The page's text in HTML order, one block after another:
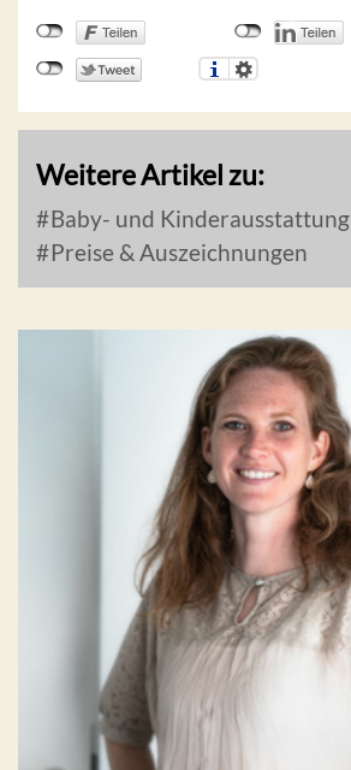
Weitere Artikel zu:
Baby- und Kinderausstattung
Preise & Auszeichnungen